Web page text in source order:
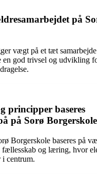
på
vægt på et tæt
god trivsel og udvikling
principper baseres
på Sorø
Borgerskole baseres på
fællesskab og læring, hvor
centrum.